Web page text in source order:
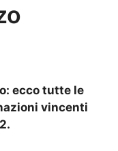
ecco tutte le
vincenti